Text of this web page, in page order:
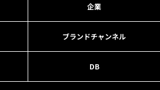
企業
ブランドチャンネル
DB